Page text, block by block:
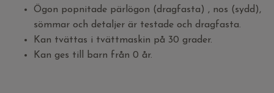
Ögon popnitade pärlögon (dragfasta) , nos (sydd),
sömmar och detaljer är testade och dragfasta.
Kan tvättas i tvättmaskin på 30 grader.
Kan ges till barn från 0 år.